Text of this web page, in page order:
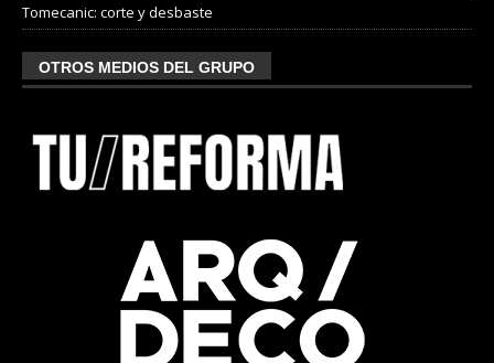
Tomecanic: corte y desbaste
OTROS MEDIOS DEL GRUPO